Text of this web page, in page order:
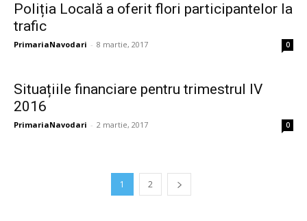
Poliția Locală a oferit flori participantelor la
trafic
PrimariaNavodari - 8 martie, 2017 0
Situațiile financiare pentru trimestrul IV
2016
PrimariaNavodari - 2 martie, 2017 0
1 2